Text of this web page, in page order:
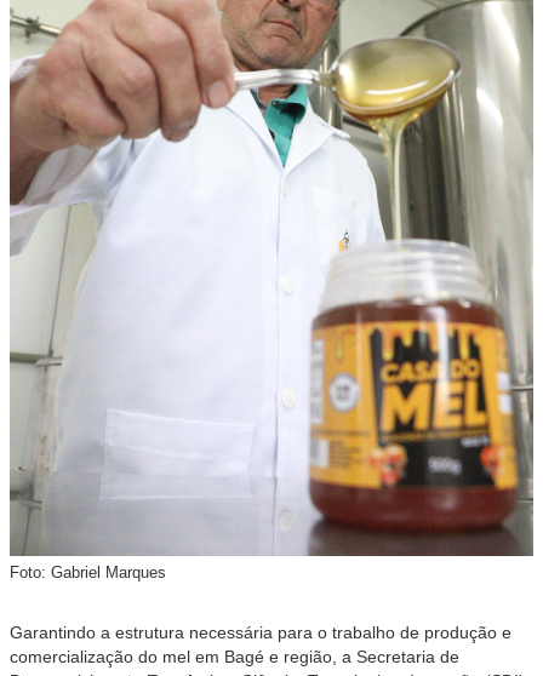
Foto: Gabriel Marques
Garantindo a estrutura necessária para o trabalho de produção e
comercialização do mel em Bagé e região, a Secretaria de